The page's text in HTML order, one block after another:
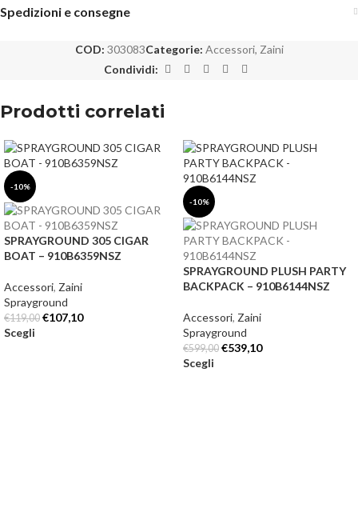
Spedizioni e consegne
COD: 303083Categorie: Accessori, Zaini
Condividi:
Prodotti correlati
-10%
SPRAYGROUND 305 CIGAR
BOAT – 910B6359NSZ
Accessori, Zaini
Sprayground
€119,00 €107,10
Scegli
-10%
SPRAYGROUND PLUSH PARTY
BACKPACK – 910B6144NSZ
Accessori, Zaini
Sprayground
€599,00 €539,10
Scegli